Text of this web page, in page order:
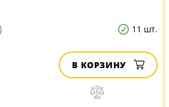
11 шт.
В КОРЗИНУ